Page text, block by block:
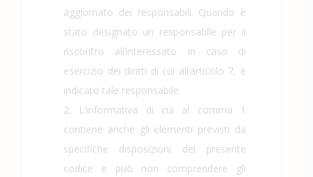
aggiornato dei responsabili. Quando è
stato designato un responsabile per il
riscontro all’interessato in caso di
esercizio dei diritti di cui all’articolo 7, è
indicato tale responsabile.
2. L’informativa di cui al comma 1
contiene anche gli elementi previsti da
specifiche disposizioni del presente
codice e può non comprendere gli